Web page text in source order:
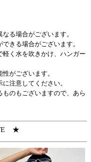
る場合がございます。
きる場合がございます。
軽く水を吹きかけ、ハンガー
がございます。
注意してください。
ものもございますので、あら
★